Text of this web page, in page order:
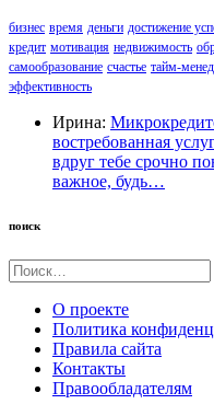
бизнес время деньги достижение
кредит мотивация недвижимость
самообразование счастье тайм-
эффективность
Ирина:
востребованная
вдруг тебе срочно
важное, будь…
поиск
Найти:
О проекте
Политика
Правила сайта
Контакты
Правообладателям